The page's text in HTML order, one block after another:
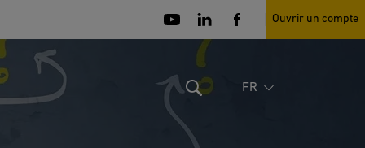
Ouvrir un compte
Search
FR